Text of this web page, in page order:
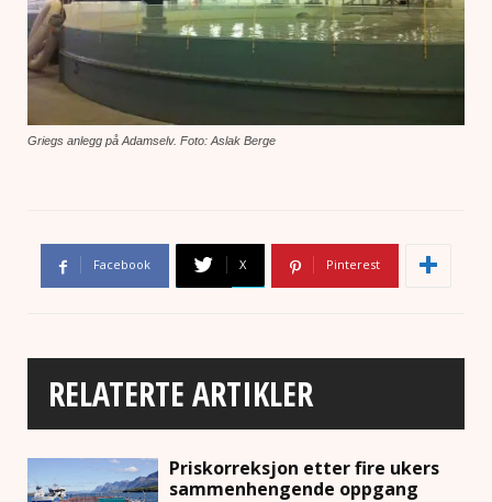
Griegs anlegg på Adamselv. Foto: Aslak Berge
Facebook X Pinterest
RELATERTE ARTIKLER
Priskorreksjon etter fire ukers
sammenhengende oppgang